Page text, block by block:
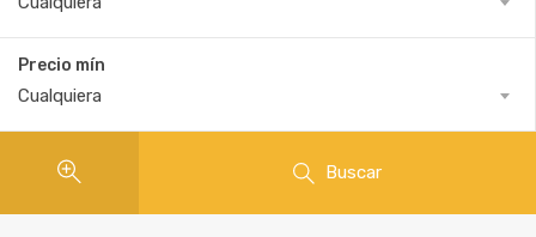
Precio mín
Cualquiera
Buscar